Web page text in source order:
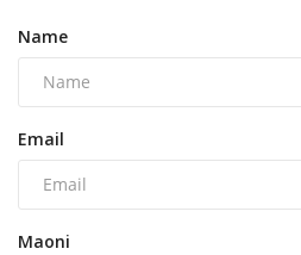
Name
Email
Maoni